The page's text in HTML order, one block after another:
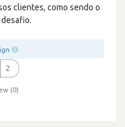
clientes, como sendo o
2
(0)